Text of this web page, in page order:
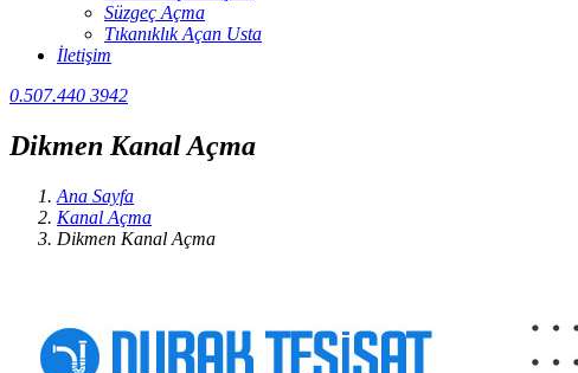
Süzgeç Açma
Tıkanıklık Açan Usta
İletişim
0.507.440 3942
Dikmen Kanal Açma
Ana Sayfa
Kanal Açma
Dikmen Kanal Açma